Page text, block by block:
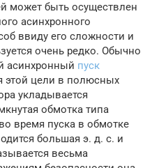
может быть осуществлен
асинхронного
ввиду его сложности и
очень редко. Обычно
асинхронный пуск
этой цели в полюсных
укладывается
обмотка типа
время пуска в обмотке
большая э. д. с. и
весьма